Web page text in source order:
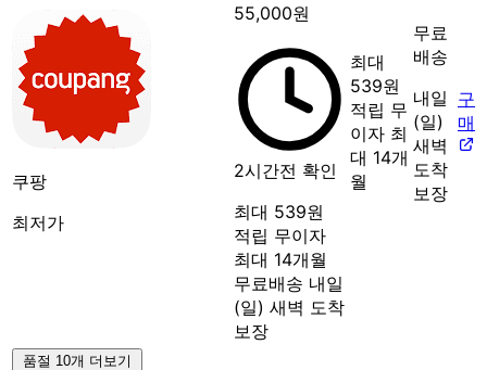
쿠팡
최저가
55,000원
2시간전 확인
최대 539원
적립 무이자
최대 14개월
무료배송 내일
(일) 새벽 도착
보장
최대
539원
적립 무
이자 최
대 14개
월
무료
배송
내일
(일)
새벽
도착
보장
구
매
품절 10개 더보기